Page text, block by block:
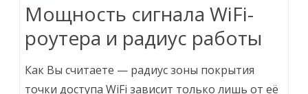
Мощность сигнала WiFi-
роутера и радиус работы
Как Вы считаете — радиус зоны покрытия
точки доступа WiFi зависит только лишь от её